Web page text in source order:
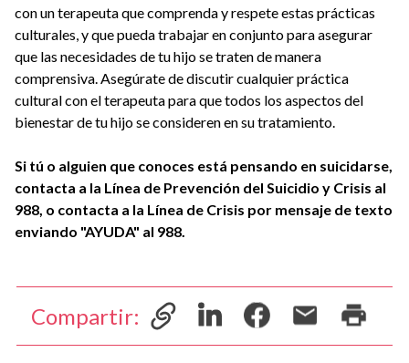
con un terapeuta que comprenda y respete estas prácticas
culturales, y que pueda trabajar en conjunto para asegurar
que las necesidades de tu hijo se traten de manera
comprensiva. Asegúrate de discutir cualquier práctica
cultural con el terapeuta para que todos los aspectos del
bienestar de tu hijo se consideren en su tratamiento.
Si tú o alguien que conoces está pensando en suicidarse,
contacta a la Línea de Prevención del Suicidio y Crisis al
988, o contacta a la Línea de Crisis por mensaje de texto
enviando "AYUDA" al 988.
Compartir: